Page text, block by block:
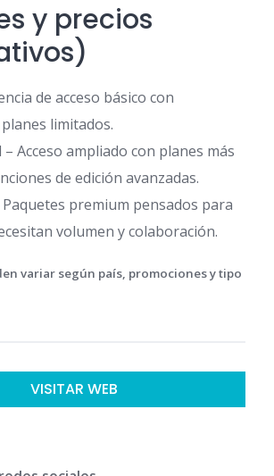
y precios
de acceso básico con
limitados.
Acceso ampliado con planes más
de edición avanzadas.
premium pensados para
volumen y colaboración.
variar según país, promociones y tipo
VISITAR WEB